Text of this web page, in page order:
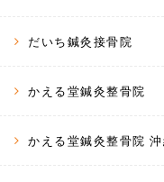
だいち鍼灸接骨院
かえる堂鍼灸整骨院
かえる堂鍼灸整骨院 沖